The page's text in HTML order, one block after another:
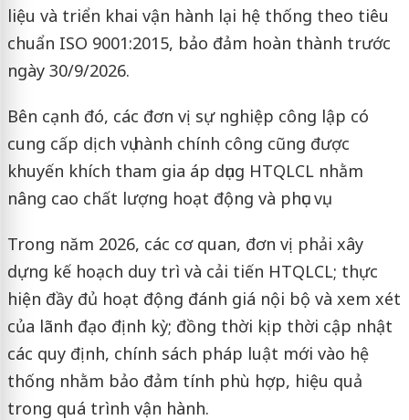
liệu và triển khai vận hành lại hệ thống theo tiêu
chuẩn ISO 9001:2015, bảo đảm hoàn thành trước
ngày 30/9/2026.
Bên cạnh đó, các đơn vị sự nghiệp công lập có
cung cấp dịch vụ hành chính công cũng được
khuyến khích tham gia áp dụng HTQLCL nhằm
nâng cao chất lượng hoạt động và phục vụ.
Trong năm 2026, các cơ quan, đơn vị phải xây
dựng kế hoạch duy trì và cải tiến HTQLCL; thực
hiện đầy đủ hoạt động đánh giá nội bộ và xem xét
của lãnh đạo định kỳ; đồng thời kịp thời cập nhật
các quy định, chính sách pháp luật mới vào hệ
thống nhằm bảo đảm tính phù hợp, hiệu quả
trong quá trình vận hành.